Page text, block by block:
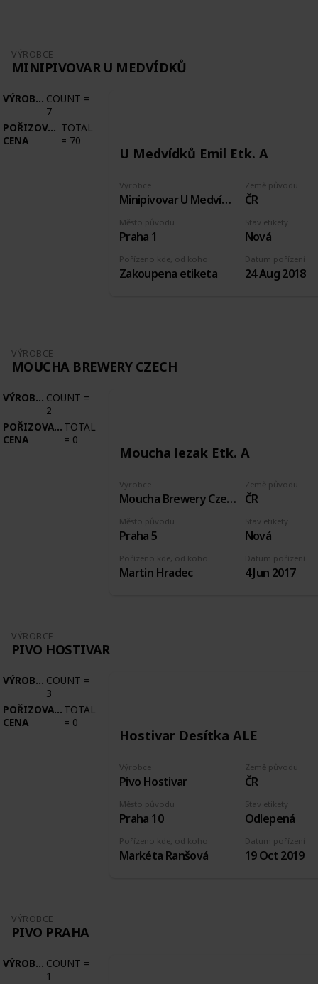
VÝROBCE
MINIPIVOVAR U MEDVÍDKŮ
VÝROBCE COUNT =
7
POŘIZOVACÍ
CENA
TOTAL
= 70
U Medvídků Emil Etk. A
Výrobce
Minipivovar U Medvídků
Země původu
ČR
Pořízeno kde, od koho
Zakoupena etiketa
Stav etikety
Nová
Datum pořízení
24 Aug 2018
Město původu
Praha 1
VÝROBCE
MOUCHA BREWERY CZECH
VÝROBCE COUNT =
2
POŘIZOVACÍ
CENA
TOTAL
= 0
Moucha lezak Etk. A
Výrobce
Moucha Brewery Czech
Země původu
ČR
Pořízeno kde, od koho
Martin Hradec
Stav etikety
Nová
Datum pořízení
4 Jun 2017
Město původu
Praha 5
VÝROBCE
PIVO HOSTIVAR
VÝROBCE COUNT =
3
POŘIZOVACÍ
CENA
TOTAL
= 0
Hostivar Desítka ALE
Výrobce
Pivo Hostivar
Země původu
ČR
Pořízeno kde, od koho
Markéta Ranšová
Stav etikety
Odlepená
Datum pořízení
19 Oct 2019
Město původu
Praha 10
VÝROBCE
PIVO PRAHA
VÝROBCE COUNT =
1